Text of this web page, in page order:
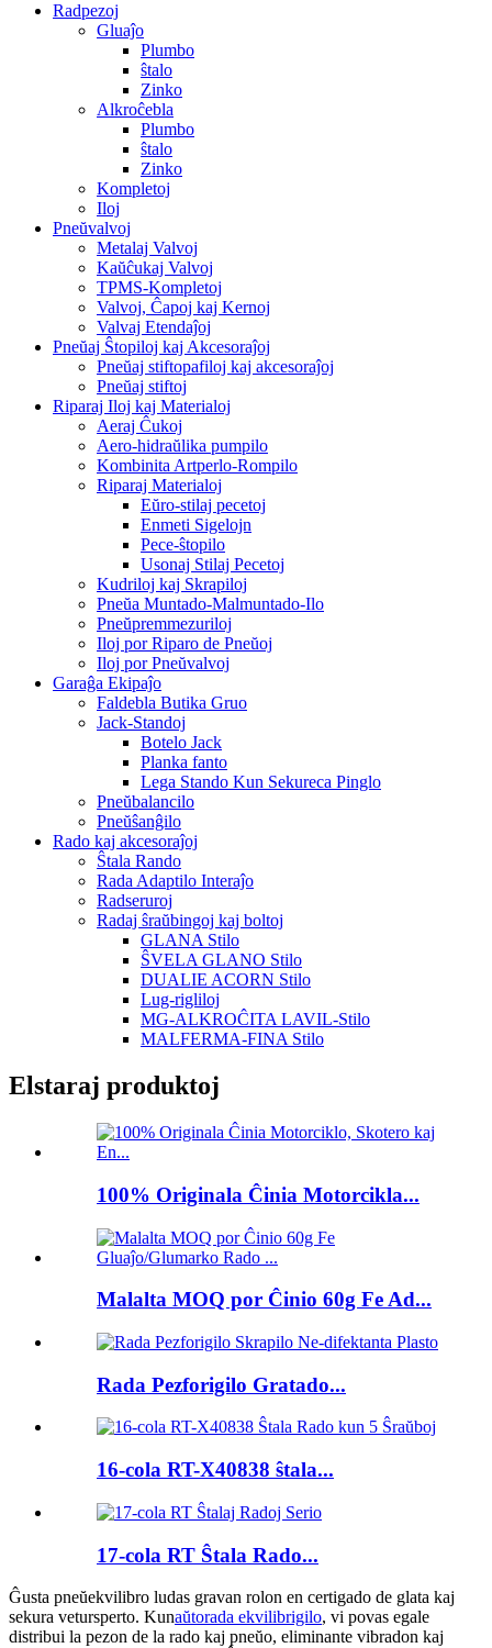
Radpezoj
Gluaĵo
Plumbo
ŝtalo
Zinko
Alkroĉebla
Plumbo
ŝtalo
Zinko
Kompletoj
Iloj
Pneŭvalvoj
Metalaj Valvoj
Kaŭĉukaj Valvoj
TPMS-Kompletoj
Valvoj, Ĉapoj kaj Kernoj
Valvaj Etendaĵoj
Pneŭaj Ŝtopiloj kaj Akcesoraĵoj
Pneŭaj stiftopafiloj kaj akcesoraĵoj
Pneŭaj stiftoj
Riparaj Iloj kaj Materialoj
Aeraj Ĉukoj
Aero-hidraŭlika pumpilo
Kombinita Artperlo-Rompilo
Riparaj Materialoj
Eŭro-stilaj pecetoj
Enmeti Sigelojn
Pece-ŝtopilo
Usonaj Stilaj Pecetoj
Kudriloj kaj Skrapiloj
Pneŭa Muntado-Malmuntado-Ilo
Pneŭpremmezuriloj
Iloj por Riparo de Pneŭoj
Iloj por Pneŭvalvoj
Garaĝa Ekipaĵo
Faldebla Butika Gruo
Jack-Standoj
Botelo Jack
Planka fanto
Lega Stando Kun Sekureca Pinglo
Pneŭbalancilo
Pneŭŝanĝilo
Rado kaj akcesoraĵoj
Ŝtala Rando
Rada Adaptilo Interaĵo
Radseruroj
Radaj ŝraŭbingoj kaj boltoj
GLANA Stilo
ŜVELA GLANO Stilo
DUALIE ACORN Stilo
Lug-rigliloj
MG-ALKROĈITA LAVIL-Stilo
MALFERMA-FINA Stilo
Elstaraj produktoj
100% Originala Ĉinia Motorcikla...
Malalta MOQ por Ĉinio 60g Fe Ad...
Rada Pezforigilo Gratado...
16-cola RT-X40838 ŝtala...
17-cola RT Ŝtala Rado...
Ĝusta pneŭekvilibro ludas gravan rolon en certigado de glata kaj
sekura vetursperto. Kunaŭtorada ekvilibrigilo, vi povas egale
distribui la pezon de la rado kaj pneŭo, eliminante vibradon kaj